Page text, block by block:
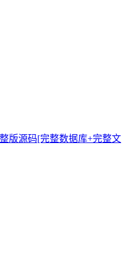
版源码[完整数据库+完整文